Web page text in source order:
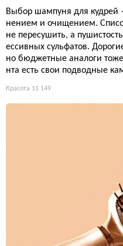
Выбор шампуня для кудрей
нением и очищением.
не пересушить, а
ессивных сульфатов.
но бюджетные аналоги
нта есть свои подводные
Красота 11 149